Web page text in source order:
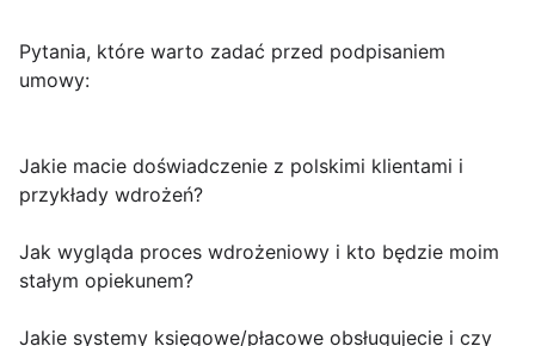
Pytania, które warto zadać przed podpisaniem
umowy:
Jakie macie doświadczenie z polskimi klientami i
przykłady wdrożeń?
Jak wygląda proces wdrożeniowy i kto będzie moim
stałym opiekunem?
Jakie systemy księgowe/płacowe obsługujecie i czy